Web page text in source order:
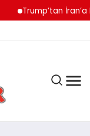
Trump’tan İran’a